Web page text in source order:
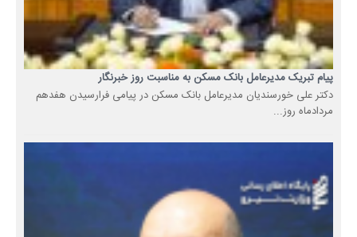
پیام تبریک مدیرعامل بانک مسکن به مناسبت روز خبرنگار
دکتر علی خورسندیان مدیرعامل بانک مسکن در پیامی فرارسیدن هفدهم
مردادماه روز...